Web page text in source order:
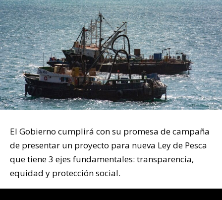
El Gobierno cumplirá con su promesa de campaña
de presentar un proyecto para nueva Ley de Pesca
que tiene 3 ejes fundamentales: transparencia,
equidad y protección social.